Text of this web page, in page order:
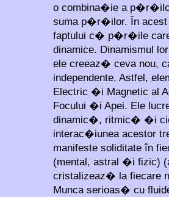
o combina�ie a
suma p�r�ilor. În acest
faptului c� p�r�ile
dinamice. Dinamismul
ele creeaz� ceva nou,
independente. Astfel,
Electric �i Magnetic al
Focului �i Apei. Ele
dinamic�, ritmic� �i
interac�iunea acestor
manifeste soliditate în
(mental, astral �i fizic)
cristalizeaz� la fiecare
Munca serioas� cu